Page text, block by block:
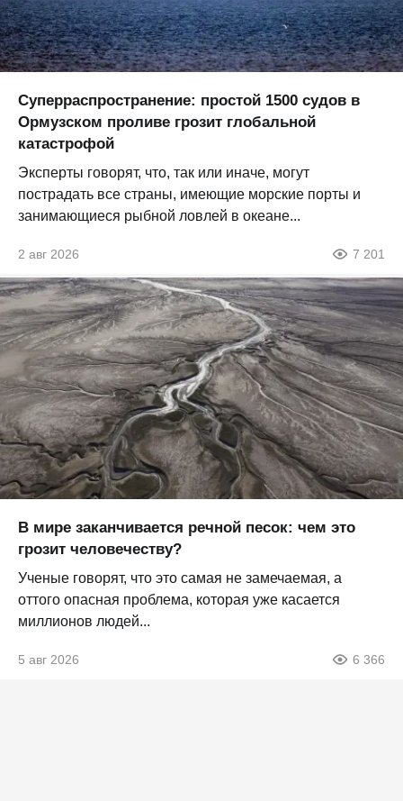
Суперраспространение: простой 1500 судов в
Ормузском проливе грозит глобальной
катастрофой
Эксперты говорят, что, так или иначе, могут
пострадать все страны, имеющие морские порты и
занимающиеся рыбной ловлей в океане...
2 авг 2026 7 201
В мире заканчивается речной песок: чем это
грозит человечеству?
Ученые говорят, что это самая не замечаемая, а
оттого опасная проблема, которая уже касается
миллионов людей...
5 авг 2026 6 366